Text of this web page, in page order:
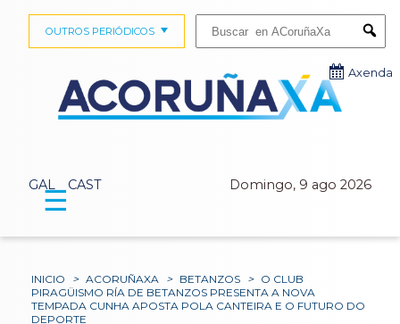
GAL CAST Domingo, 9 ago 2026
OUTROS PERIÓDICOS
Axenda
☰
INICIO > ACORUÑAXA > BETANZOS > O CLUB
PIRAGÜISMO RÍA DE BETANZOS PRESENTA A NOVA
TEMPADA CUNHA APOSTA POLA CANTEIRA E O FUTURO DO
DEPORTE